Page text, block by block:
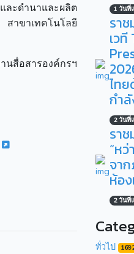
ละดำนาและผลิต
าขาเทคโนโลยี
นสื่อสารองค์กรฯ
1 วันที่
รา
เว
ไท
กำ
2 วันที่
รา
“ห
จา
ห้อ
2 วันที่
ทั่วไป